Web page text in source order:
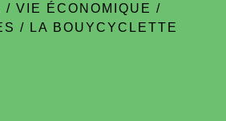
/ VIE ÉCONOMIQUE /
/ LA BOUYCYCLETTE